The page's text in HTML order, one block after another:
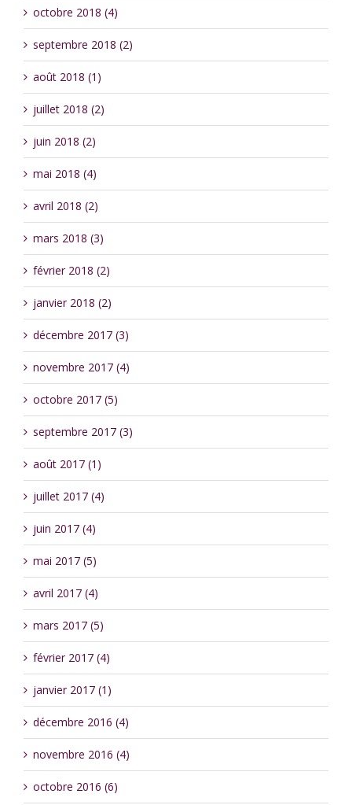
octobre 2018 (4)
septembre 2018 (2)
août 2018 (1)
juillet 2018 (2)
juin 2018 (2)
mai 2018 (4)
avril 2018 (2)
mars 2018 (3)
février 2018 (2)
janvier 2018 (2)
décembre 2017 (3)
novembre 2017 (4)
octobre 2017 (5)
septembre 2017 (3)
août 2017 (1)
juillet 2017 (4)
juin 2017 (4)
mai 2017 (5)
avril 2017 (4)
mars 2017 (5)
février 2017 (4)
janvier 2017 (1)
décembre 2016 (4)
novembre 2016 (4)
octobre 2016 (6)